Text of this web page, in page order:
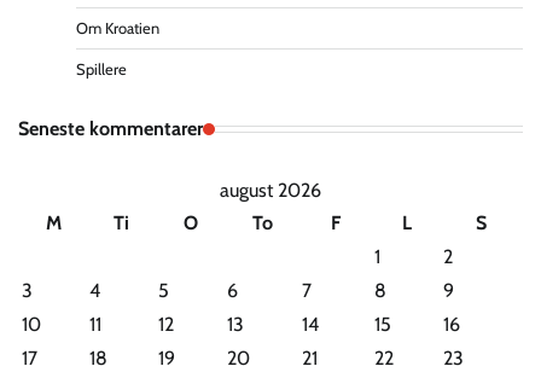
Om Kroatien
Spillere
Seneste kommentarer
august 2026
M
Ti O To F L
S
1
2
3
4 5 6 7 8
9
10
11 12 13 14 15
16
17
18 19 20 21 22
23